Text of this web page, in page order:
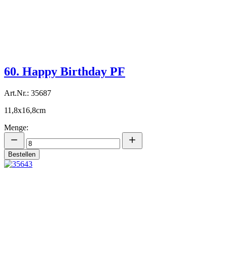
60. Happy Birthday PF
Art.Nr.: 35687
11,8x16,8cm
Menge:
Bestellen